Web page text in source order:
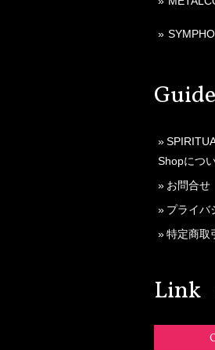
Guide
Shopにつ
お問合せ
プライバ
特定商取
Link